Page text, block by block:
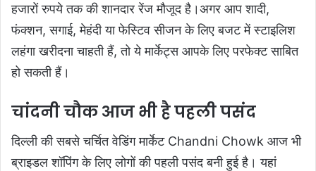
हजारों रुपये तक की शानदार रेंज मौजूद है।अगर आप शादी,
फंक्शन, सगाई, मेहंदी या फेस्टिव सीजन के लिए बजट में स्टाइलिश
लहंगा खरीदना चाहती हैं, तो ये मार्केट्स आपके लिए परफेक्ट साबित
हो सकती हैं।
चांदनी चौक आज भी है पहली पसंद
दिल्ली की सबसे चर्चित वेडिंग मार्केट Chandni Chowk आज भी
ब्राइडल शॉपिंग के लिए लोगों की पहली पसंद बनी हुई है। यहां